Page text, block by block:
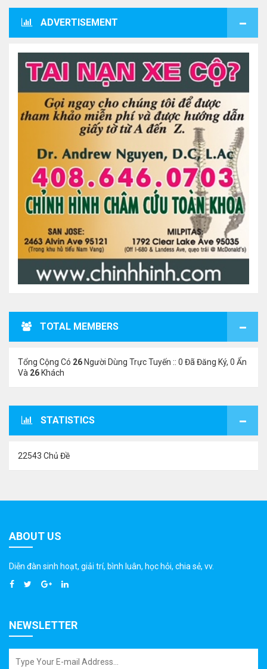
ADVERTISEMENT
TOTAL MEMBERS
Tổng Cộng Có 26 Người Dùng Trực Tuyến :: 0 Đã Đăng Ký, 0 Ẩn
Và 26 Khách
STATISTICS
22543 Chủ Đề
ABOUT US
Diễn đàn sinh hoạt, giải trí, bình luân, học hỏi, chia sẻ, vv.
NEWSLETTER